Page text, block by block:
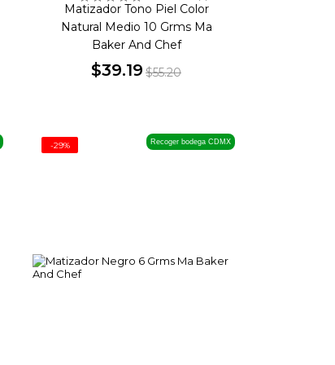
Matizador Tono Piel Color
Natural Medio 10 Grms Ma
Baker And Chef
$39.19 $55.20
Recoger bodega CDMX
-29%